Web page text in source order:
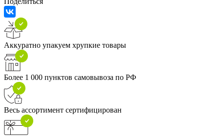
Аккуратно упакуем хрупкие товары
Более 1 000 пунктов самовывоза по РФ
Весь ассортимент сертифицирован